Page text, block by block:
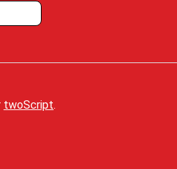
twoScript.